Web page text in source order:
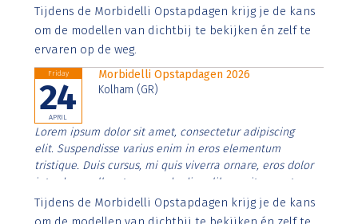
Aenean faucibus nibh et justo cursus id rutrum lorem
imperdiet. Nunc ut sem vitae risus tristique posuere.
Tijdens de Morbidelli Opstapdagen krijg je de kans
om de modellen van dichtbij te bekijken én zelf te
ervaren op de weg.
Friday
24
APRIL
Morbidelli Opstapdagen 2026
Kolham (GR)
Lorem ipsum dolor sit amet, consectetur adipiscing
elit. Suspendisse varius enim in eros elementum
tristique. Duis cursus, mi quis viverra ornare, eros dolor
interdum nulla, ut commodo diam libero vitae erat.
Aenean faucibus nibh et justo cursus id rutrum lorem
imperdiet. Nunc ut sem vitae risus tristique posuere.
Tijdens de Morbidelli Opstapdagen krijg je de kans